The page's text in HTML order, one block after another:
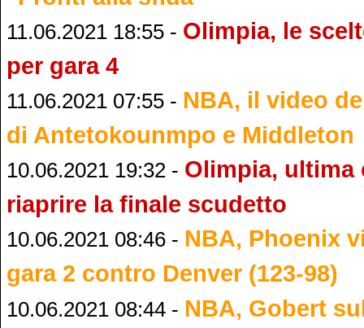
11.06.2021 18:55 - Olimpia, le
per gara 4
11.06.2021 07:55 - NBA, il video
di Antetokounmpo e Middleton
10.06.2021 19:32 - Olimpia, ultima
riaprire la finale scudetto
10.06.2021 08:46 - NBA, Phoenix
gara 2 contro Denver (123-98)
10.06.2021 08:44 - NBA, Gobert